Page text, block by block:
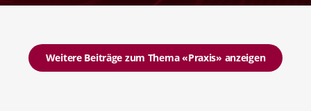
Weitere Beiträge zum Thema «Praxis» anzeigen